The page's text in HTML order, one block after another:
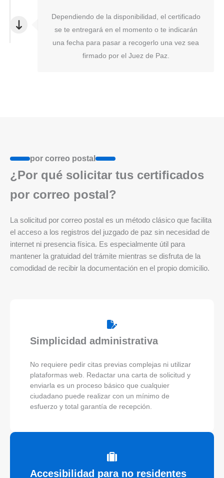
Dependiendo de la disponibilidad, el certificado
se te entregará en el momento o te indicarán
una fecha para pasar a recogerlo una vez sea
firmado por el Juez de Paz.
por correo postal
¿Por qué solicitar tus certificados
por correo postal?
La solicitud por correo postal es un método clásico que facilita
el acceso a los registros del juzgado de paz sin necesidad de
internet ni presencia física. Es especialmente útil para
mantener la gratuidad del trámite mientras se disfruta de la
comodidad de recibir la documentación en el propio domicilio.
Simplicidad administrativa
No requiere pedir citas previas complejas ni utilizar
plataformas web. Redactar una carta de solicitud y
enviarla es un proceso básico que cualquier
ciudadano puede realizar con un mínimo de
esfuerzo y total garantía de recepción.
Accesibilidad para no residentes